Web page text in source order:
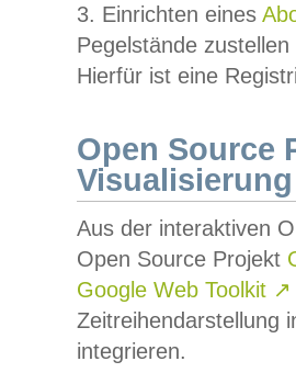
3. Einrichten eines
Pegelstände
Hierfür ist eine
Open Source
Visualisierung
Aus der interaktiven
Open Source Projekt
Google Web Toolkit ↗
Zeitreihendarstellung
integrieren.